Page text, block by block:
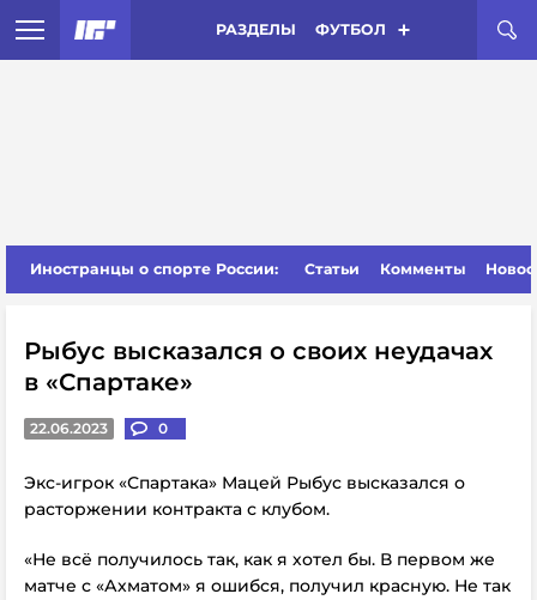
РАЗДЕЛЫ ФУТБОЛ
Иностранцы о спорте России: Статьи Комменты
Рыбус высказался о своих неудачах
в «Спартаке»
22.06.2023 0
Экс-игрок «Спартака» Мацей Рыбус высказался о
расторжении контракта с клубом.
«Не всё получилось так, как я хотел бы. В первом же
матче с «Ахматом» я ошибся, получил красную. Не так